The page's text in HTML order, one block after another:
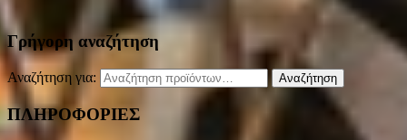
Γρήγορη αναζήτηση
Αναζήτηση για: Αναζήτηση
ΠΛΗΡΟΦΟΡΙΕΣ